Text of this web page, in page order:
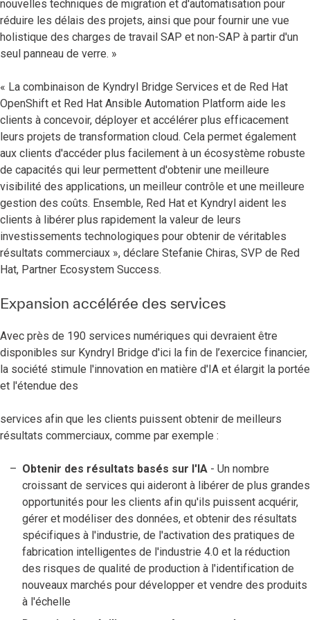
nouvelles techniques de migration et d'automatisation pour
réduire les délais des projets, ainsi que pour fournir une vue
holistique des charges de travail SAP et non-SAP à partir d'un
seul panneau de verre. »
« La combinaison de Kyndryl Bridge Services et de Red Hat
OpenShift et Red Hat Ansible Automation Platform aide les
clients à concevoir, déployer et accélérer plus efficacement
leurs projets de transformation cloud. Cela permet également
aux clients d'accéder plus facilement à un écosystème robuste
de capacités qui leur permettent d'obtenir une meilleure
visibilité des applications, un meilleur contrôle et une meilleure
gestion des coûts. Ensemble, Red Hat et Kyndryl aident les
clients à libérer plus rapidement la valeur de leurs
investissements technologiques pour obtenir de véritables
résultats commerciaux », déclare Stefanie Chiras, SVP de Red
Hat, Partner Ecosystem Success.
Expansion accélérée des services
Avec près de 190 services numériques qui devraient être
disponibles sur Kyndryl Bridge d'ici la fin de l’exercice financier,
la société stimule l'innovation en matière d'IA et élargit la portée
et l'étendue des
services afin que les clients puissent obtenir de meilleurs
résultats commerciaux, comme par exemple :
Obtenir des résultats basés sur l'IA - Un nombre
croissant de services qui aideront à libérer de plus grandes
opportunités pour les clients afin qu'ils puissent acquérir,
gérer et modéliser des données, et obtenir des résultats
spécifiques à l'industrie, de l'activation des pratiques de
fabrication intelligentes de l'industrie 4.0 et la réduction
des risques de qualité de production à l'identification de
nouveaux marchés pour développer et vendre des produits
à l'échelle